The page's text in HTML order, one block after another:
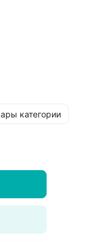
категории